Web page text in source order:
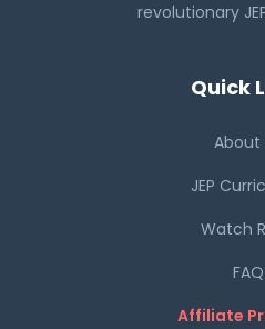
revolutionary
Quick
About
JEP
Watch
FAQ
Affiliate